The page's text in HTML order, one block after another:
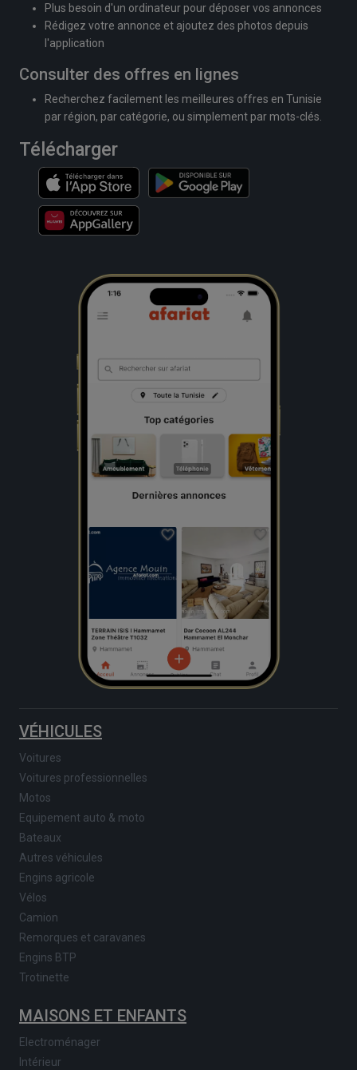
Plus besoin d'un ordinateur pour déposer vos annonces
Rédigez votre annonce et ajoutez des photos depuis
l'application
Consulter des offres en lignes
Recherchez facilement les meilleures offres en Tunisie
par région, par catégorie, ou simplement par mots-clés.
Télécharger
VÉHICULES
Voitures
Voitures professionnelles
Motos
Equipement auto & moto
Bateaux
Autres véhicules
Engins agricole
Vélos
Camion
Remorques et caravanes
Engins BTP
Trotinette
MAISONS ET ENFANTS
Electroménager
Intérieur